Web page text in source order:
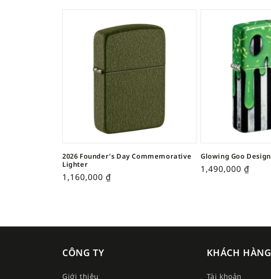
2026 Founder’s Day Commemorative
Lighter
1,160,000 ₫
Glowing Goo Design
1,490,000 ₫
CÔNG TY
Giới thiệu
KHÁCH HÀNG
Tài khoản